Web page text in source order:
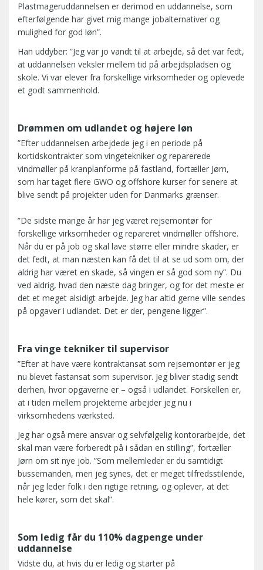
Plastmageruddannelsen er derimod en uddannelse, som
efterfølgende har givet mig mange jobalternativer og
mulighed for god løn”.
Han uddyber: ”Jeg var jo vandt til at arbejde, så det var fedt,
at uddannelsen veksler mellem tid på arbejdspladsen og
skole. Vi var elever fra forskellige virksomheder og oplevede
et godt sammenhold.
Drømmen om udlandet og højere løn
”Efter uddannelsen arbejdede jeg i en periode på
kortidskontrakter som vingetekniker og reparerede
vindmøller på kranplanforme på fastland, fortæller Jørn,
som har taget flere GWO og offshore kurser for senere at
blive sendt på projekter uden for Danmarks grænser.
”De sidste mange år har jeg været rejsemontør for
forskellige virksomheder og repareret vindmøller offshore.
Når du er på job og skal lave større eller mindre skader, er
det fedt, at man næsten kan få det til at se ud som om, der
aldrig har været en skade, så vingen er så god som ny”. Du
ved aldrig, hvad den næste dag bringer, og for det meste er
det et meget alsidigt arbejde. Jeg har altid gerne ville sendes
på opgaver i udlandet. Det er der, pengene ligger”.
Fra vinge tekniker til supervisor
”Efter at have være kontraktansat som rejsemontør er jeg
nu blevet fastansat som supervisor. Jeg bliver stadig sendt
derhen, hvor opgaverne er – også i udlandet. Forskellen er,
at i tiden mellem projekterne arbejder jeg nu i
virksomhedens værksted.
Jeg har også mere ansvar og selvfølgelig kontorarbejde, det
skal man være forberedt på i sådan en stilling”, fortæller
Jørn om sit nye job. ”Som mellemleder er du samtidigt
bussemanden, men jeg synes, det er meget tilfredsstilende,
når jeg leder folk i den rigtige retning, og oplever, at det
hele kører, som det skal”.
Som ledig får du 110% dagpenge under
uddannelse
Vidste du, at hvis du er ledig og starter på